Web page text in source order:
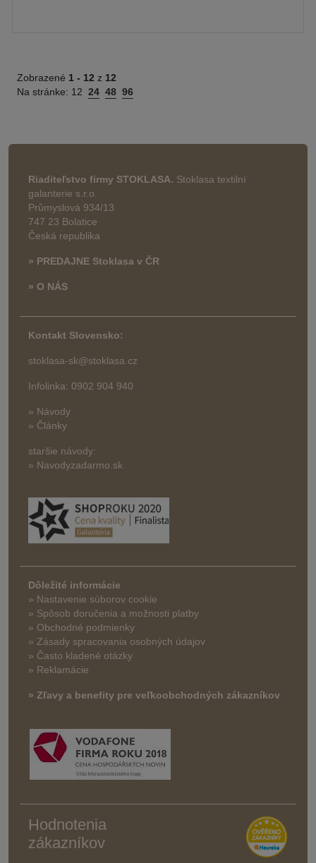
Zobrazené 1 - 12 z 12
Na stránke: 12 24 48 96
Riaditeľstvo firmy STOKLASA. Stoklasa textilní
galanterie s.r.o.
Průmyslová 934/13
747 23 Bolatice
Česká republika
» PREDAJNE Stoklasa v ČR
» O NÁS
Kontakt Slovensko:
stoklasa-sk@stoklasa.cz
Infolinka: 0902 904 940
» Návody
» Články
staršie návody:
» Navodyzadarmo.sk
Dôležité informácie
» Nastavenie súborov cookie
» Spôsob doručenia a možnosti platby
» Obchodné podmienky
» Zásady spracovania osobných údajov
» Často kladené otázky
» Reklamácie
» Zľavy a benefity pre veľkoobchodných zákazníkov
Hodnotenia
zákazníkov